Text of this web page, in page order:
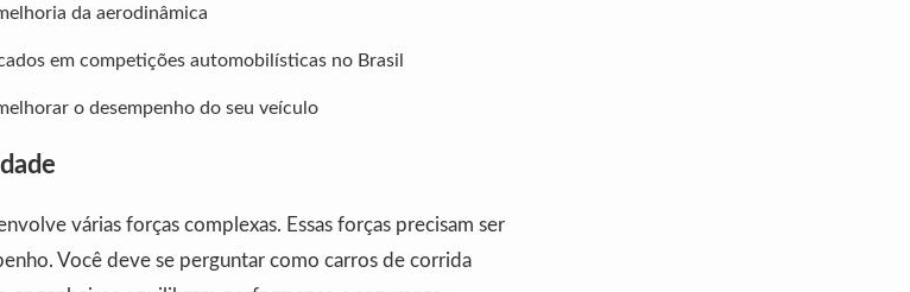
da aerodinâmica
em competições automobilísticas no Brasil
o desempenho do seu veículo
várias forças complexas. Essas forças precisam ser
Você deve se perguntar como carros de corrida